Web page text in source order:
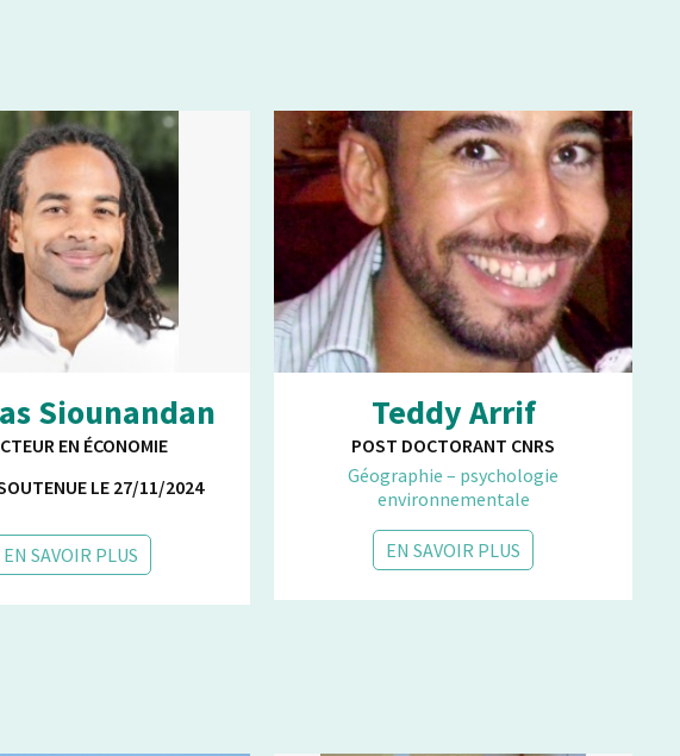
Siounandan
EN ÉCONOMIE
LE 27/11/2024
EN SAVOIR PLUS
Teddy Arrif
POST DOCTORANT CNRS
Géographie – psychologie
environnementale
EN SAVOIR PLUS